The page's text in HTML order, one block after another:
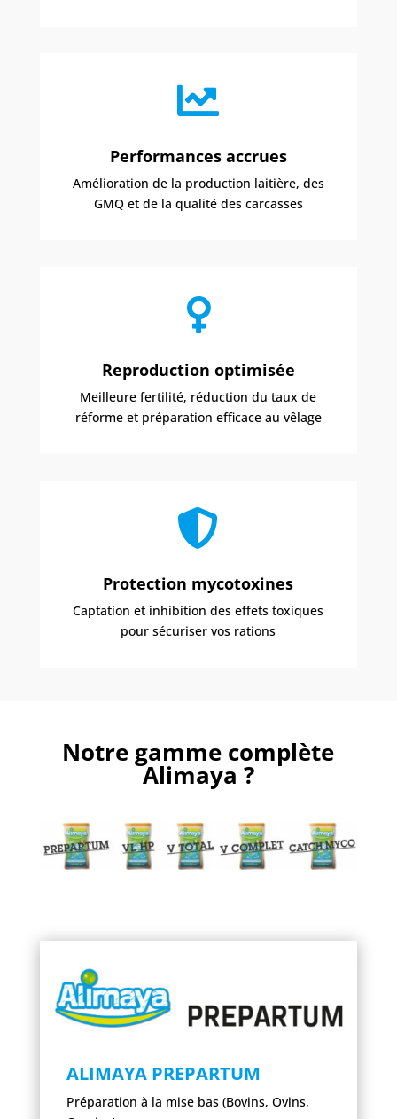

Performances accrues
Amélioration de la production laitière, des
GMQ et de la qualité des carcasses

Reproduction optimisée
Meilleure fertilité, réduction du taux de
réforme et préparation efficace au vêlage

Protection mycotoxines
Captation et inhibition des effets toxiques
pour sécuriser vos rations
Notre gamme complète
Alimaya ?
ALIMAYA PREPARTUM
Préparation à la mise bas (Bovins, Ovins,